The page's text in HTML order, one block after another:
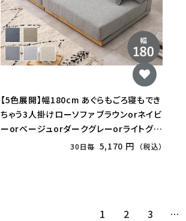
【5色展開】幅180cm あぐらもごろ寝もでき
ちゃう3人掛けローソファ ブラウンorネイビ
ーorベージュorダークグレーorライトグレ
30日毎 5,170 円 （税込）
1 2 3 …